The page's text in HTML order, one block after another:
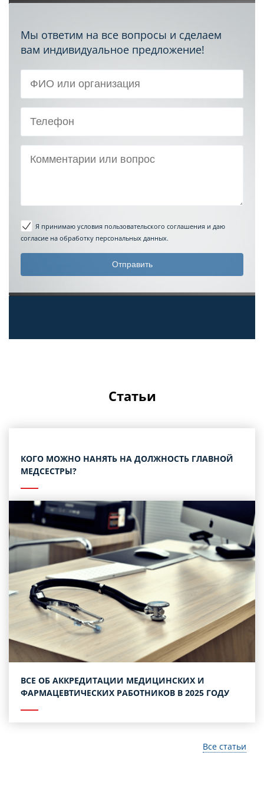
Мы ответим на все вопросы и сделаем
вам индивидуальное предложение!
Я принимаю условия пользовательского соглашения и даю
согласие на обработку персональных данных.
Статьи
КОГО МОЖНО НАНЯТЬ НА ДОЛЖНОСТЬ ГЛАВНОЙ
МЕДСЕСТРЫ?
ВСЕ ОБ АККРЕДИТАЦИИ МЕДИЦИНСКИХ И
ФАРМАЦЕВТИЧЕСКИХ РАБОТНИКОВ В 2025 ГОДУ
Все статьи